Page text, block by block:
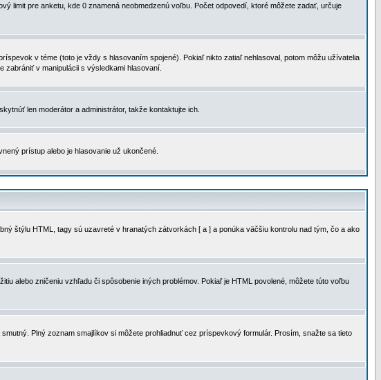
limit pre anketu, kde 0 znamená neobmedzenú voľbu. Počet odpovedí, ktoré môžete zadať, určuje
v téme (toto je vždy s hlasovaním spojené). Pokiaľ nikto zatiaľ nehlasoval, potom môžu užívatelia
v manipulácii s výsledkami hlasovaní.
len moderátor a administrátor, takže kontaktujte ich.
prístup alebo je hlasovanie už ukončené.
štýlu HTML, tagy sú uzavreté v hranatých zátvorkách [ a ] a ponúka väčšiu kontrolu nad tým, čo a ako
alebo zničeniu vzhľadu či spôsobenie iných problémov. Pokiaľ je HTML povolené, môžete túto voľbu
Plný zoznam smajlíkov si môžete prohliadnuť cez príspevkový formulár. Prosím, snažte sa tieto